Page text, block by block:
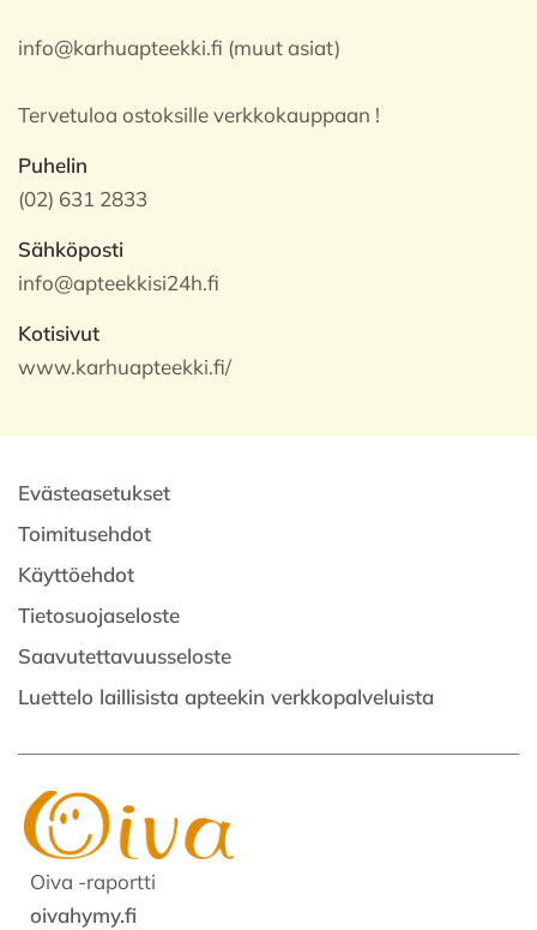
info@karhuapteekki.fi (muut asiat)
Tervetuloa ostoksille verkkokauppaan !
Puhelin
(02) 631 2833
Sähköposti
info@apteekkisi24h.fi
Kotisivut
www.karhuapteekki.fi/
Evästeasetukset
Toimitusehdot
Käyttöehdot
Tietosuojaseloste
Saavutettavuusseloste
Luettelo laillisista apteekin verkkopalveluista
Oiva -raportti
oivahymy.fi